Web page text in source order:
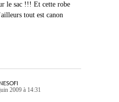
le sac !!! Et cette robe
tout est canon
2009 à 14:31